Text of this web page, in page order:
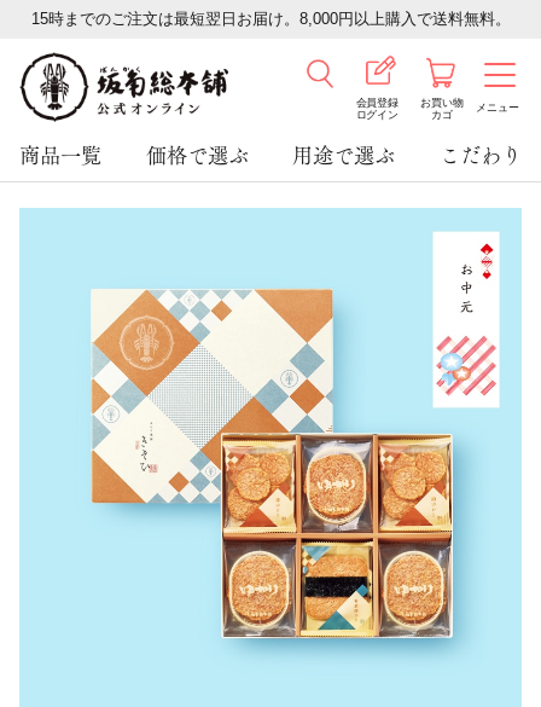
15時までのご注文は最短翌日お届け。8,000円以上購入で送料無料。
会員登録
ログイン
お買い物
カゴ
メニュー
商品一覧 価格で選ぶ 用途で選ぶ こだわり